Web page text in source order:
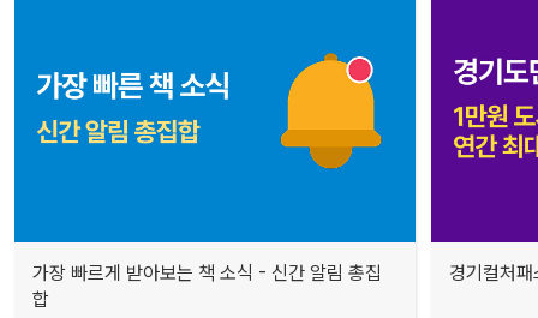
가장 빠르게 받아보는 책 소식 - 신간 알림 총집
합
경기컬처